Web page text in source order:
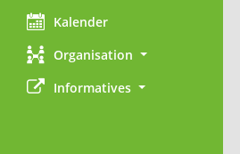
Kalender
Organisation
Informatives